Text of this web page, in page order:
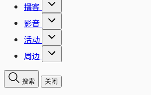
播客
影音
活动
周边
搜索 关闭